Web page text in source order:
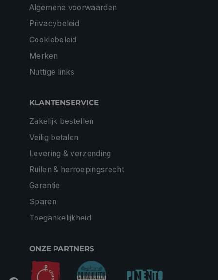
Algemene voorwaarden
Privacybeleid
Cookiebeleid
Merken
Nuttige links
KLANTENSERVICE
Zakelijk bestellen
Veilig betalen
Levering & verzending
Ruilen & herroepingsrecht
Garantie
Sparen
Toegankelijkheid
ONZE PARTNERS